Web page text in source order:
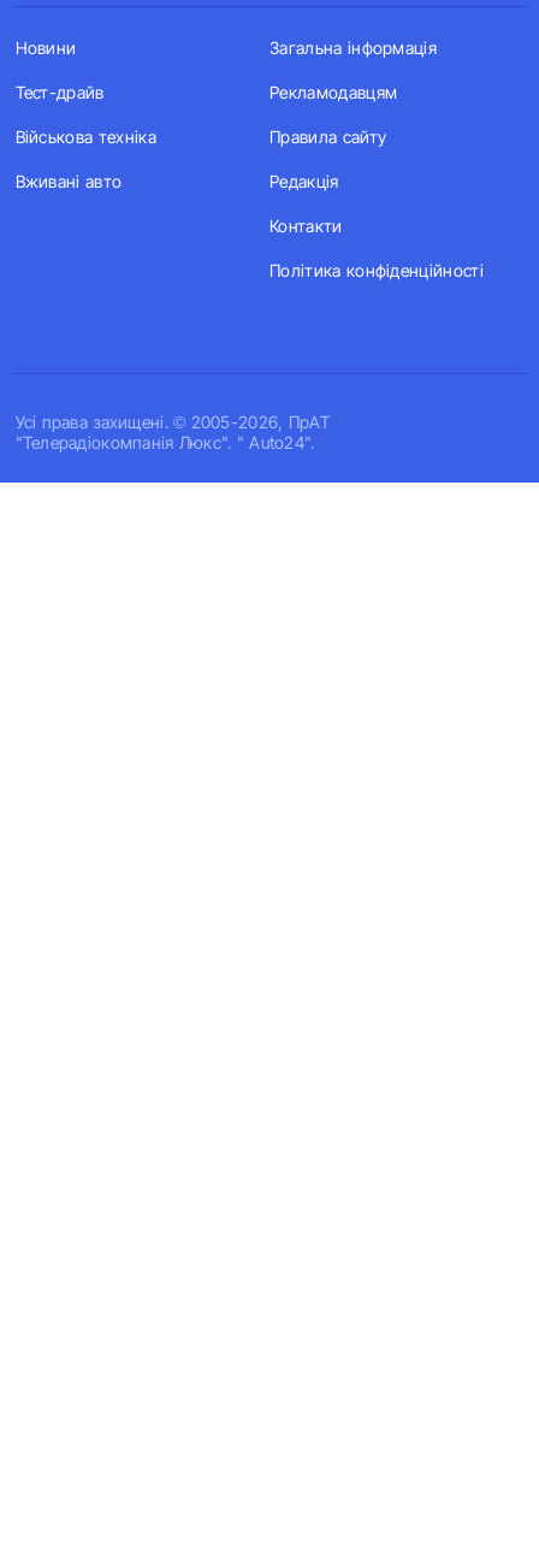
Усi права захищенi. © 2005-2026, ПрАТ
"Телерадіокомпанія Люкс". " Auto24".
Новини
Тест-драйв
Військова техніка
Вживані авто
Загальна інформація
Рекламодавцям
Правила сайту
Редакція
Контакти
Політика конфіденційності